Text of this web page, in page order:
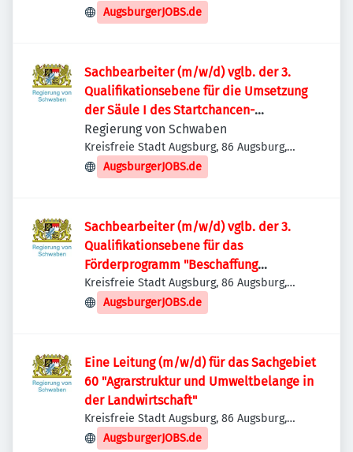
Deutschland
AugsburgerJOBS.de
Sachbearbeiter (m/w/d) vglb. der 3.
Qualifikationsebene für die Umsetzung
der Säule I des Startchancen-
Förderprogramms
Regierung von Schwaben
Kreisfreie Stadt Augsburg, 86 Augsburg,
Deutschland
AugsburgerJOBS.de
Sachbearbeiter (m/w/d) vglb. der 3.
Qualifikationsebene für das
Förderprogramm "Beschaffung
schulischer mobiler Endgeräte
(SchulMobE)"
Kreisfreie Stadt Augsburg, 86 Augsburg,
Deutschland
AugsburgerJOBS.de
Eine Leitung (m/w/d) für das Sachgebiet
60 "Agrarstruktur und Umweltbelange in
der Landwirtschaft"
Kreisfreie Stadt Augsburg, 86 Augsburg,
Deutschland
AugsburgerJOBS.de